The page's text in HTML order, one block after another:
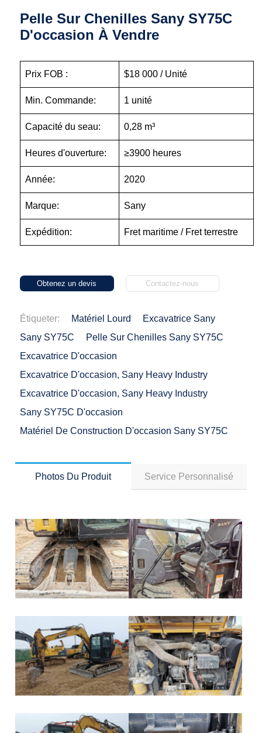
Pelle Sur Chenilles Sany SY75C
D'occasion À Vendre
Prix FOB : $18 000 / Unité
Min. Commande: 1 unité
Capacité du seau: 0,28 m³
Heures d'ouverture: ≥3900 heures
Année: 2020
Marque: Sany
Expédition: Fret maritime / Fret terrestre
Obtenez un devis Contactez-nous
Étiqueter: Matériel Lourd
Excavatrice Sany
Sany SY75C
Pelle Sur Chenilles Sany SY75C
Excavatrice D'occasion
Excavatrice D'occasion, Sany Heavy Industry
Excavatrice D'occasion, Sany Heavy Industry
Sany SY75C D'occasion
Matériel De Construction D'occasion Sany SY75C
Photos Du Produit Service Personnalisé